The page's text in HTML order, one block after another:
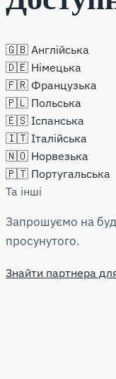
🇬🇧 Англійська
🇩🇪 Німецька
🇫🇷 Французька
🇵🇱 Польська
🇪🇸 Іспанська
🇮🇹 Італійська
🇳🇴 Норвезька
🇵🇹 Португальська
Та інші
Запрошуємо на
просунутого.
Знайти партнера